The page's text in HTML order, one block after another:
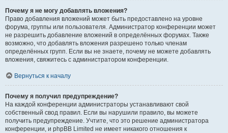
Почему я не могу добавлять вложения?
Право добавления вложений может быть предоставлено на уровне
форума, группы или пользователя. Администратор конференции может
не разрешить добавление вложений в определённых форумах. Также
возможно, что добавлять вложения разрешено только членам
определённых групп. Если вы не знаете, почему не можете добавлять
вложения, свяжитесь с администратором конференции.
Вернуться к началу
Почему я получил предупреждение?
На каждой конференции администраторы устанавливают свой
собственный свод правил. Если вы нарушили правило, вы можете
получить предупреждение. Учтите, что это решение администратора
конференции, и phpBB Limited не имеет никакого отношения к